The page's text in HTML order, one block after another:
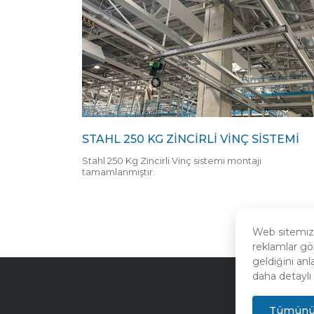
Web
reklamlar
geldiğini
daha
STAHL 250 KG ZINCIRLI VINÇ SISTEMI
Stahl 250 Kg Zincirli Vinç sistemi montajı
tamamlanmıştır.